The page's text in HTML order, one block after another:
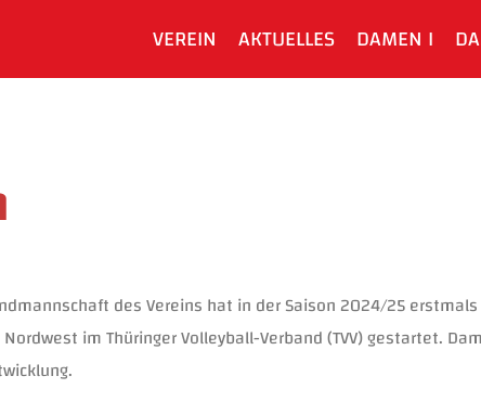
VEREIN AKTUELLES DAMEN I
des Vereins hat in der Saison 2024/25
im Thüringer Volleyball-Verband (TVV) gestartet.